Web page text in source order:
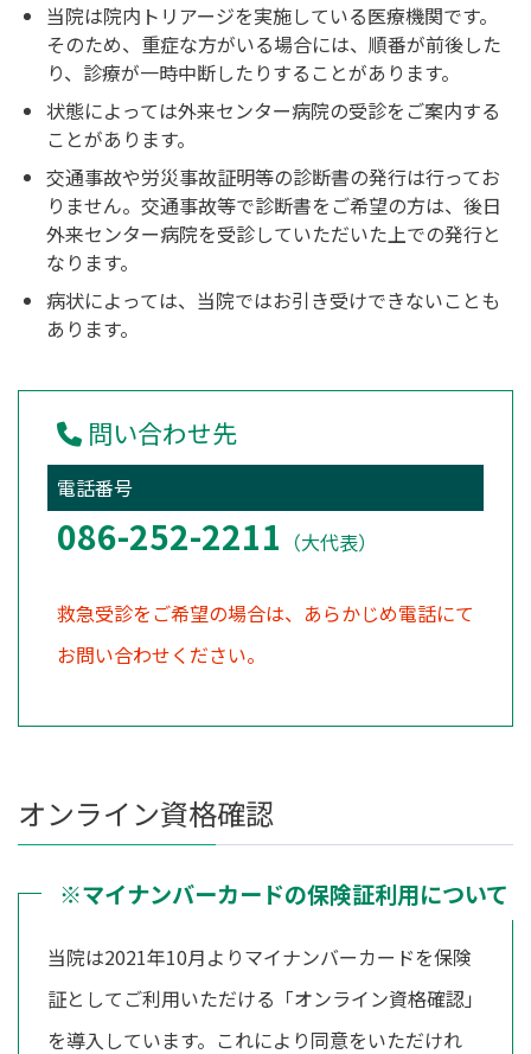
当院は院内トリアージを実施している医療機関です。
そのため、重症な方がいる場合には、順番が前後した
り、診療が一時中断したりすることがあります。
状態によっては外来センター病院の受診をご案内する
ことがあります。
交通事故や労災事故証明等の診断書の発行は行ってお
りません。交通事故等で診断書をご希望の方は、後日
外来センター病院を受診していただいた上での発行と
なります。
病状によっては、当院ではお引き受けできないことも
あります。
問い合わせ先
電話番号
086-252-2211 （大代表）
救急受診をご希望の場合は、あらかじめ電話にて
お問い合わせください。
オンライン資格確認
※マイナンバーカードの保険証利用について
当院は2021年10月よりマイナンバーカードを保険
証としてご利用いただける「オンライン資格確認」
を導入しています。これにより同意をいただけれ